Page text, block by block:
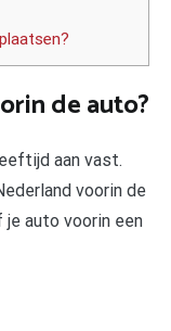
de auto?
aan vast.
voorin de
auto voorin een